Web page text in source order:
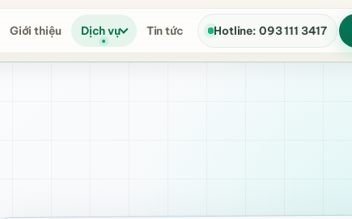
Giới thiệu Dịch vụ Tin tức Hotline: 093 111 3417